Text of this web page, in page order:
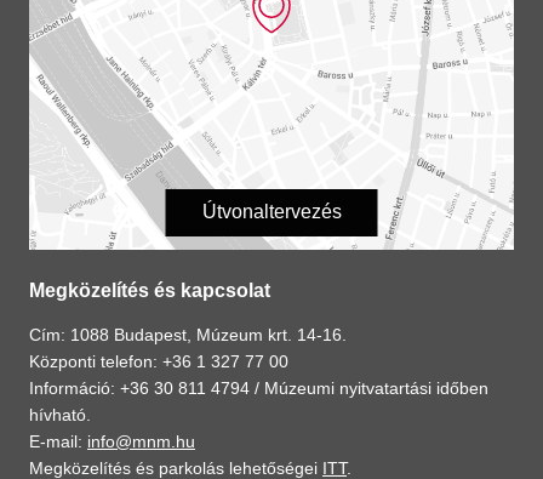
Útvonaltervezés
Megközelítés és kapcsolat
Cím: 1088 Budapest, Múzeum krt. 14-16.
Központi telefon: +36 1 327 77 00
Információ: +36 30 811 4794 / Múzeumi nyitvatartási időben
hívható.
E-mail: info@mnm.hu
Megközelítés és parkolás lehetőségei ITT.